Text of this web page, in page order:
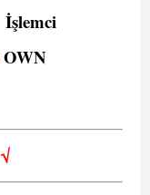
İşlemci
OWN
√